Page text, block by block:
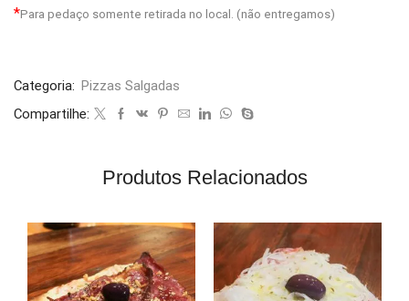
*Para pedaço somente retirada no local. (não entregamos)
Categoria: Pizzas Salgadas
Compartilhe:
Produtos Relacionados